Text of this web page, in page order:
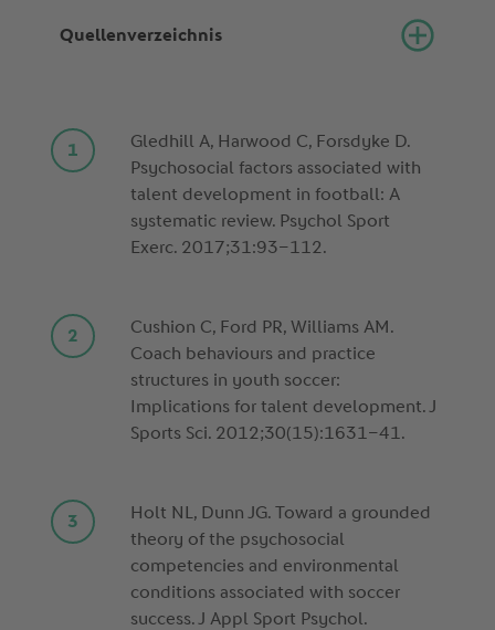
Quellenverzeichnis
Gledhill A, Harwood C, Forsdyke D.
Psychosocial factors associated with
talent development in football: A
systematic review. Psychol Sport
Exerc. 2017;31:93–112.
Cushion C, Ford PR, Williams AM.
Coach behaviours and practice
structures in youth soccer:
Implications for talent development. J
Sports Sci. 2012;30(15):1631–41.
Holt NL, Dunn JG. Toward a grounded
theory of the psychosocial
competencies and environmental
conditions associated with soccer
success. J Appl Sport Psychol.